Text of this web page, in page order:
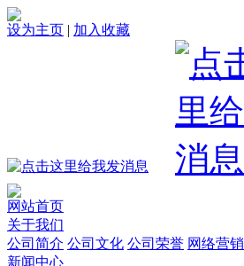
设为主页 | 加入收藏
网站首页
关于我们
公司简介 公司文化 公司荣誉 网络营销
新闻中心